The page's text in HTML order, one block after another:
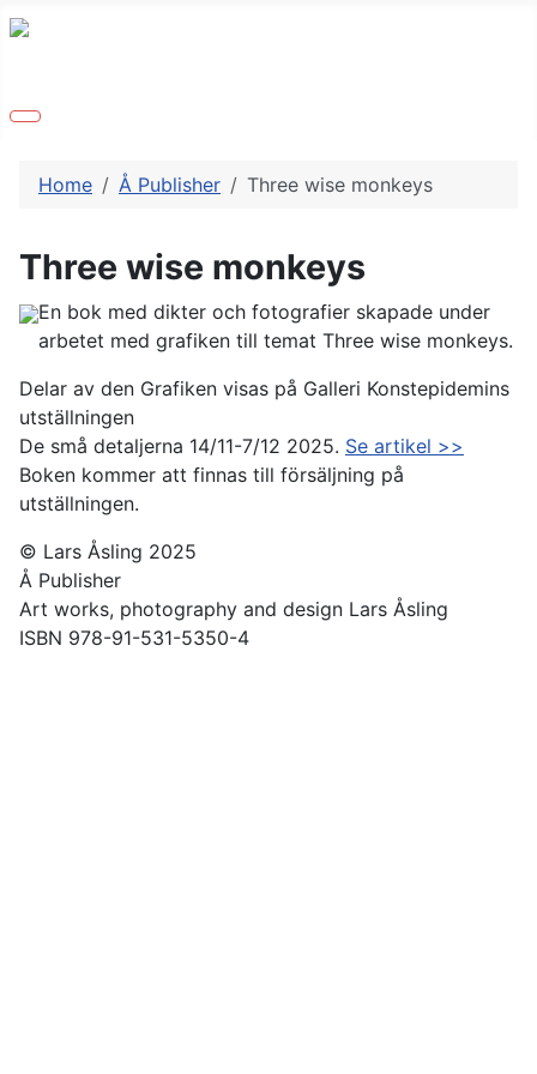
Home Å Publisher Three wise monkeys
Three wise monkeys
En bok med dikter och fotografier skapade under
arbetet med grafiken till temat Three wise monkeys.
Delar av den Grafiken visas på Galleri Konstepidemins
utställningen
De små detaljerna 14/11-7/12 2025. Se artikel >>
Boken kommer att finnas till försäljning på
utställningen.
© Lars Åsling 2025
Å Publisher
Art works, photography and design Lars Åsling
ISBN 978-91-531-5350-4